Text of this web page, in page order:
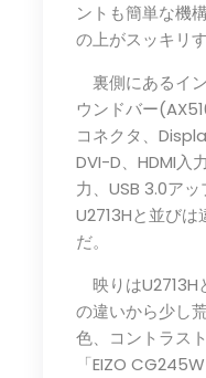
ントも簡単な機
の上がスッキリす
裏側にあるイ
ウンドバー
コネクタ、
DVI-D、HDMI入
力、USB 3.0ア
U2713Hと並び
だ。
映りはU2713H
の違いから少し
色、コントラス
「EIZO